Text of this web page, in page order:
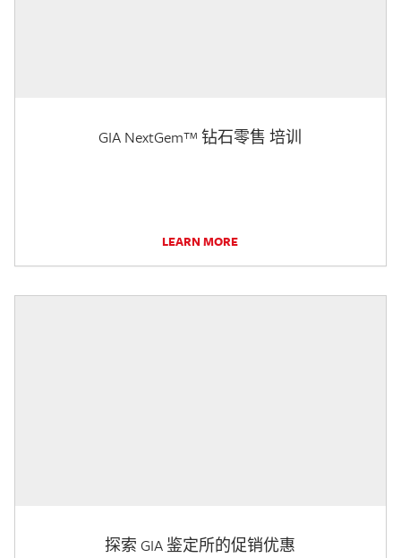
GIA NextGem™ 钻石零售 培训
LEARN MORE
探索 GIA 鉴定所的促销优惠